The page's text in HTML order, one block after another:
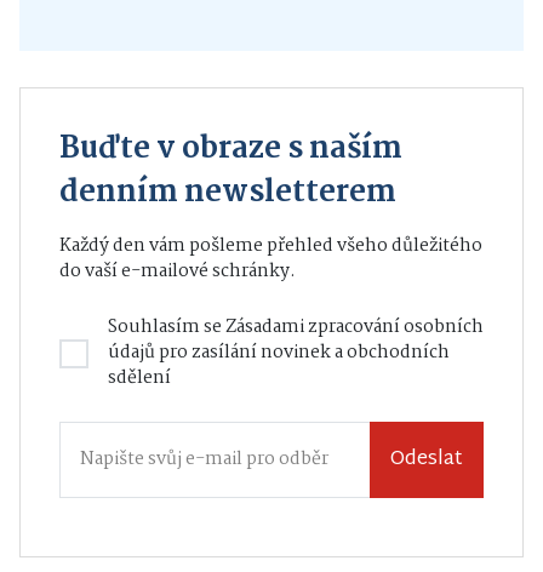
Buďte v obraze s naším
denním newsletterem
Každý den vám pošleme přehled všeho důležitého
do vaší e-mailové schránky.
Souhlasím seZásadami zpracování osobních
údajůpro zasílání novinek a obchodních
sdělení
Odeslat